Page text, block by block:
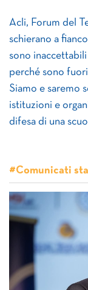
Acli, Forum del
schierano a
sono
perché sono
Siamo e saremo
istituzioni e
difesa di una
#Comunicati